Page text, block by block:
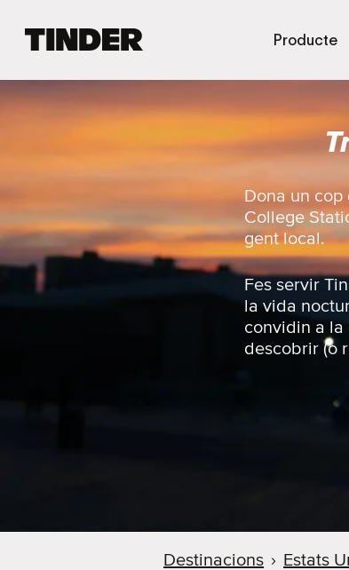
e
i
Producte
Dona un
College
gent local.
Fes servir
la vida
convidin a la
descobrir (o
Destinacions › Estats